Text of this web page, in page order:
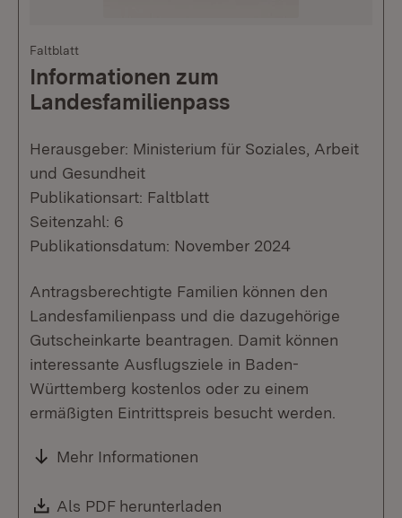
Faltblatt
Informationen zum
Landesfamilienpass
Herausgeber: Ministerium für Soziales, Arbeit
und Gesundheit
Publikationsart: Faltblatt
Seitenzahl: 6
Publikationsdatum: November 2024
Antragsberechtigte Familien können den
Landesfamilienpass und die dazugehörige
Gutscheinkarte beantragen. Damit können
interessante Ausflugsziele in Baden-
Württemberg kostenlos oder zu einem
ermäßigten Eintrittspreis besucht werden.
Mehr Informationen
Download:
Als PDF herunterladen